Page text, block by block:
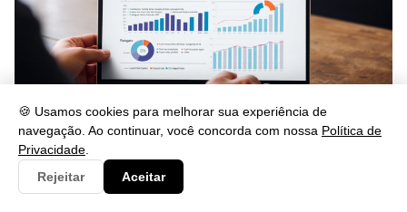
🍪 Usamos cookies para melhorar sua experiência de
navegação. Ao continuar, você concorda com nossa Política de
Privacidade
Rejeitar
Aceitar
Como Saber Quem Consultou Meu CPF Grátis em 2026